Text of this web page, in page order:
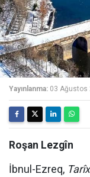
Yayınlanma: 03 Ağustos
Roşan Lezgîn
İbnul-Ezreq,